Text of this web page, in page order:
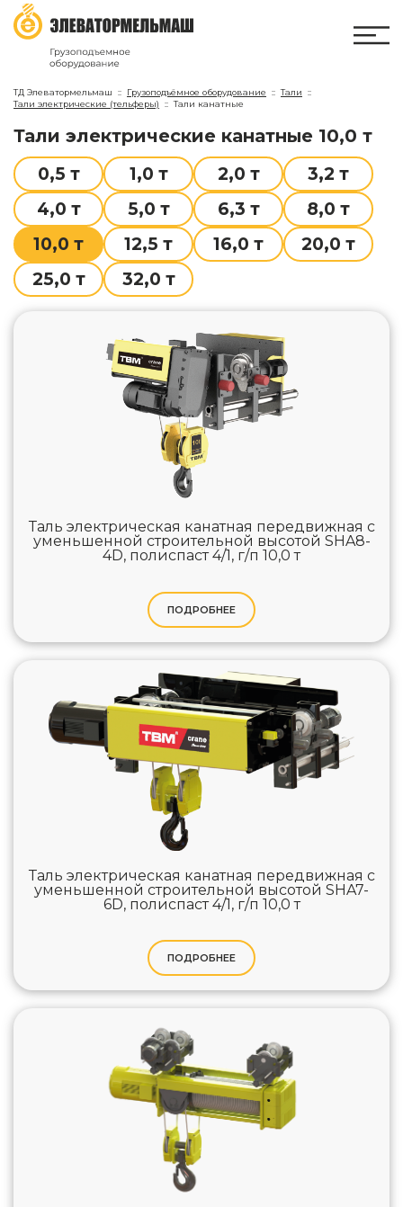
ТД Элеватормельмаш Грузоподъёмное оборудование
Тали
Тали электрические (тельферы)
Тали канатные
тали электрические канатные 10,0 т
0,5 т 1,0 т 2,0 т
3,2 т
4,0 т
5,0 т 6,3 т
8,0 т
10,0 т
12,5 т 16,0 т
20,0 т
25,0 т
32,0 т
Таль электрическая канатная передвижная с
уменьшенной строительной высотой SHA8-
4D, полиспаст 4/1, г/п 10,0 т
ПОДРОБНЕЕ
Таль электрическая канатная передвижная с
уменьшенной строительной высотой SHA7-
6D, полиспаст 4/1, г/п 10,0 т
ПОДРОБНЕЕ